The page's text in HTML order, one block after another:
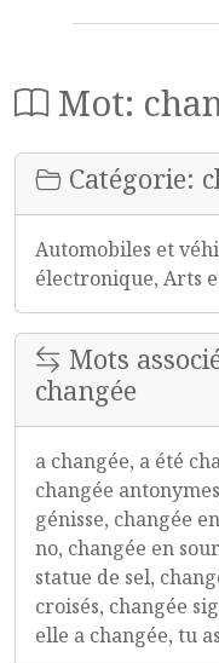
Mot:
Catégorie:
Automobiles et
électronique, Arts
Mots
changée
a changée, a été
changée
génisse, changée
no, changée en
statue de sel,
croisés, changée
elle a changée, tu